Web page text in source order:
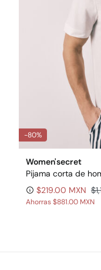
-80%
Women'secret
$219.00 MXN
Ahorras$881.00 MXN